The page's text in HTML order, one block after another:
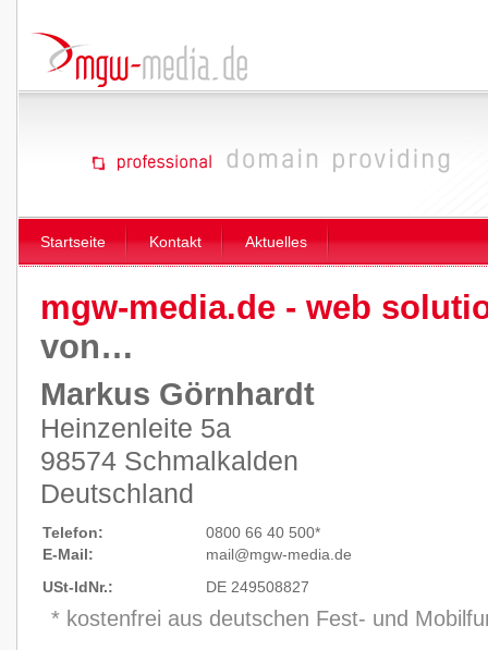
Startseite Kontakt Aktuelles
mgw-media.de - web
von…
Markus Görnhardt
Heinzenleite 5a
98574 Schmalkalden
Deutschland
Telefon:
0800 66 40 500*
E-Mail:
mail@mgw-media.de
USt-IdNr.:
DE 249508827
* kostenfrei aus deutschen Fest- und